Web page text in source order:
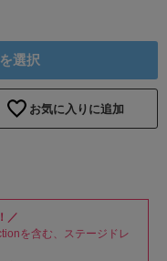
選択
お気に入りに追加
／
を含む、ステージドレ